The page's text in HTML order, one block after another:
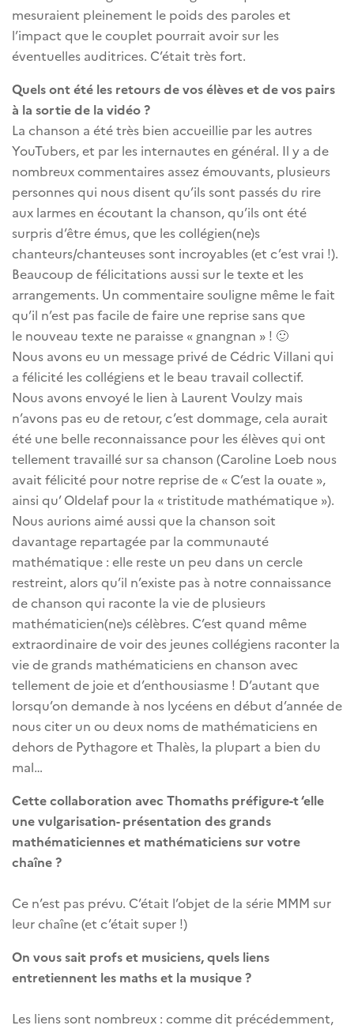
mesuraient pleinement le poids des paroles et
l’impact que le couplet pourrait avoir sur les
éventuelles auditrices. C’était très fort.
Quels ont été les retours de vos élèves et de vos pairs
à la sortie de la vidéo ?
La chanson a été très bien accueillie par les autres
YouTubers, et par les internautes en général. Il y a de
nombreux commentaires assez émouvants, plusieurs
personnes qui nous disent qu’ils sont passés du rire
aux larmes en écoutant la chanson, qu’ils ont été
surpris d’être émus, que les collégien(ne)s
chanteurs/chanteuses sont incroyables (et c’est vrai !).
Beaucoup de félicitations aussi sur le texte et les
arrangements. Un commentaire souligne même le fait
qu’il n’est pas facile de faire une reprise sans que
le nouveau texte ne paraisse « gnangnan » ! 🙂
Nous avons eu un message privé de Cédric Villani qui
a félicité les collégiens et le beau travail collectif.
Nous avons envoyé le lien à Laurent Voulzy mais
n’avons pas eu de retour, c’est dommage, cela aurait
été une belle reconnaissance pour les élèves qui ont
tellement travaillé sur sa chanson (Caroline Loeb nous
avait félicité pour notre reprise de « C’est la ouate »,
ainsi qu’ Oldelaf pour la « tristitude mathématique »).
Nous aurions aimé aussi que la chanson soit
davantage repartagée par la communauté
mathématique : elle reste un peu dans un cercle
restreint, alors qu’il n’existe pas à notre connaissance
de chanson qui raconte la vie de plusieurs
mathématicien(ne)s célèbres. C’est quand même
extraordinaire de voir des jeunes collégiens raconter la
vie de grands mathématiciens en chanson avec
tellement de joie et d’enthousiasme ! D’autant que
lorsqu’on demande à nos lycéens en début d’année de
nous citer un ou deux noms de mathématiciens en
dehors de Pythagore et Thalès, la plupart a bien du
mal…
Cette collaboration avec Thomaths préfigure-t ‘elle
une vulgarisation- présentation des grands
mathématiciennes et mathématiciens sur votre
chaîne ?
Ce n’est pas prévu. C’était l’objet de la série MMM sur
leur chaîne (et c’était super !)
On vous sait profs et musiciens, quels liens
entretiennent les maths et la musique ?
Les liens sont nombreux : comme dit précédemment,